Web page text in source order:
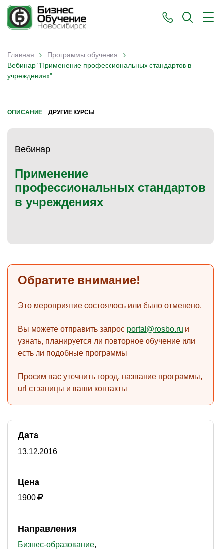
Вы здесь
Главная › Программы обучения ›
Вебинар "Применение профессиональных стандартов в
учреждениях"
ОПИСАНИЕ ДРУГИЕ КУРСЫ
Вебинар
Применение
профессиональных стандартов
в учреждениях
Обратите внимание!
Это мероприятие состоялось или было отменено.
Вы можете отправить запрос portal@rosbo.ru и
узнать, планируется ли повторное обучение или
есть ли подобные программы
Просим вас уточнить город, название программы,
url страницы и ваши контакты
Дата
13.12.2016
Цена
1900
Направления
Бизнес-образование